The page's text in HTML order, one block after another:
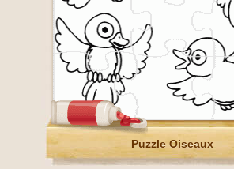
Puzzle Oiseaux